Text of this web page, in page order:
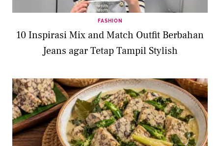
FASHION
10 Inspirasi Mix and Match Outfit Berbahan
Jeans agar Tetap Tampil Stylish